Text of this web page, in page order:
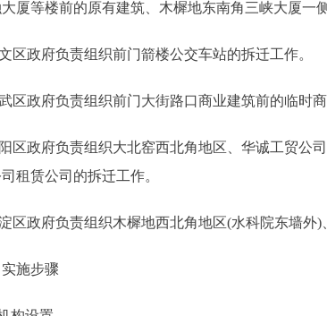
厦等楼前的原有建筑、木樨地东南角三峡大厦一
政府负责组织前门箭楼公交车站的拆迁工作。
政府负责组织前门大街路口商业建筑前的临时商
政府负责组织大北窑西北角地区、华诚工贸公司
租赁公司的拆迁工作。
政府负责组织木樨地西北角地区(水科院东墙外)
施步骤